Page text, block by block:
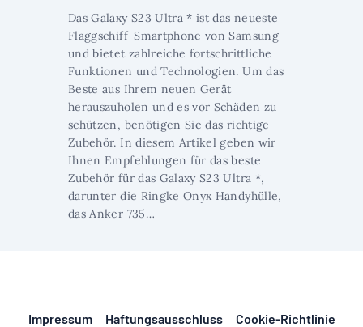
Das Galaxy S23 Ultra * ist das neueste
Flaggschiff-Smartphone von Samsung
und bietet zahlreiche fortschrittliche
Funktionen und Technologien. Um das
Beste aus Ihrem neuen Gerät
herauszuholen und es vor Schäden zu
schützen, benötigen Sie das richtige
Zubehör. In diesem Artikel geben wir
Ihnen Empfehlungen für das beste
Zubehör für das Galaxy S23 Ultra *,
darunter die Ringke Onyx Handyhülle,
das Anker 735…
Impressum Haftungsausschluss
Cookie-Richtlinie